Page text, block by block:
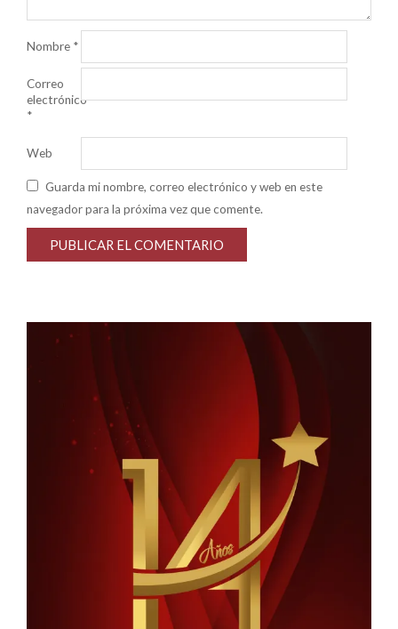
Nombre *
Correo
electrónico
*
Web
Guarda mi nombre, correo electrónico y web en este
navegador para la próxima vez que comente.